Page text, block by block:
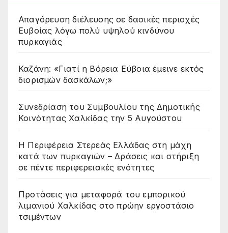
Απαγόρευση διέλευσης σε δασικές περιοχές
Ευβοίας λόγω πολύ υψηλού κινδύνου
πυρκαγιάς
Καζάνη: «Γιατί η Βόρεια Εύβοια έμεινε εκτός
διορισμών δασκάλων;»
Συνεδρίαση του Συμβουλίου της Δημοτικής
Κοινότητας Χαλκίδας την 5 Αυγούστου
Η Περιφέρεια Στερεάς Ελλάδας στη μάχη
κατά των πυρκαγιών – Δράσεις και στήριξη
σε πέντε περιφερειακές ενότητες
Προτάσεις για μεταφορά του εμπορικού
λιμανιού Χαλκίδας στο πρώην εργοστάσιο
τσιμέντων